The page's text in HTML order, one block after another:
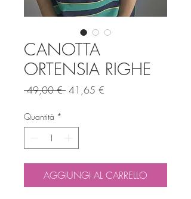
CANOTTA
ORTENSIA RIGHE
49,00 € Prezzo
41,65 €
Quantità *
AGGIUNGI AL CARRELLO